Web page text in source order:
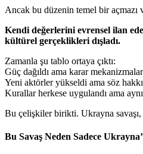
Ancak bu düzenin temel bir açmazı
Kendi değerlerini evrensel ilan
kültürel gerçeklikleri dışladı.
Zamanla şu tablo ortaya çıktı:
Güç dağıldı ama karar
Yeni aktörler yükseldi ama söz
Kurallar herkese uygulandı ama
Bu çelişkiler birikti. Ukrayna savaşı,
Bu Savaş Neden Sadece